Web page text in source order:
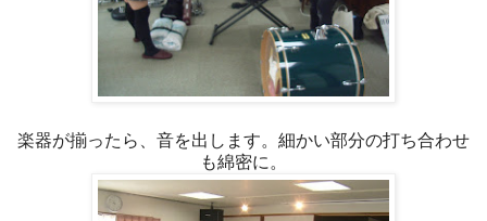
楽器が揃ったら、音を出します。細かい部分の打ち合わせ
も綿密に。